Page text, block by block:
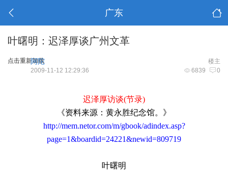
广东
叶曙明：迟泽厚谈广州文革
点击重新加载 楼主
阿陀
6839 0
2009-11-12 12:29:36
迟泽厚访谈(节录)
《资料来源：黄永胜纪念馆。》
http://mem.netor.com/m/gbook/adindex.asp?
page=1&boardid=24221&newid=809719
叶曙明